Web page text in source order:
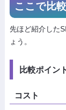
ここで比
先ほど紹介した
ょう。
比較ポイン
コスト